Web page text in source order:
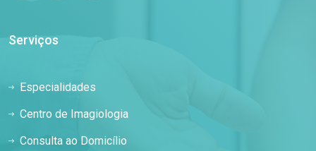
Serviços
Especialidades
Centro de Imagiologia
Consulta ao Domicílio